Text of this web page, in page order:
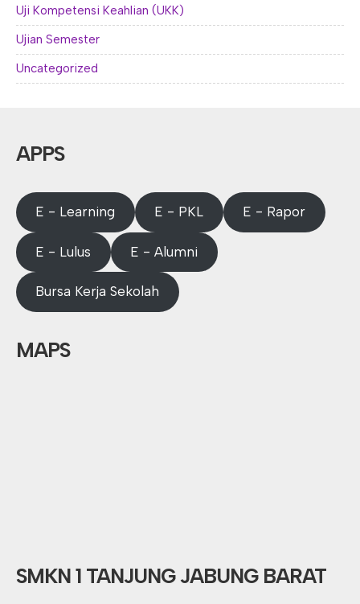
Uji Kompetensi Keahlian (UKK)
Ujian Semester
Uncategorized
APPS
E - Learning E - PKL E - Rapor
E - Lulus E - Alumni
Bursa Kerja Sekolah
MAPS
SMKN 1 TANJUNG JABUNG BARAT